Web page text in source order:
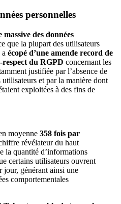
personnelles
massive des données
que la plupart des utilisateurs
écopé d’une amende record de
respect du RGPD concernant les
justifiée par l’absence de
et par la manière dont
exploitées à des fins de
moyenne 358 fois par
révélateur du haut
la quantité d’informations
certains utilisateurs ouvrent
générant ainsi une
comportementales